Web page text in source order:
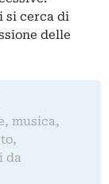
si cerca di
delle
musica,
da